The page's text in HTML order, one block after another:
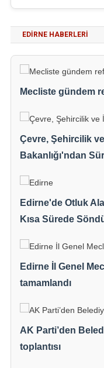
EDIRNE HABERLERI
Mecliste gündem
Çevre, Şehircilik
Bakanlığı'ndan
Edirne'de Otluk
Kısa Sürede
Edirne İl Genel
tamamlandı
AK Parti’den
toplantısı